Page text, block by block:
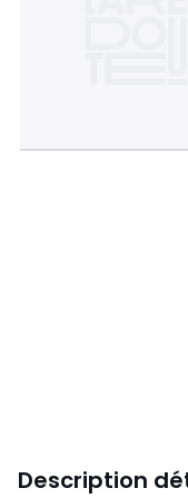
Description